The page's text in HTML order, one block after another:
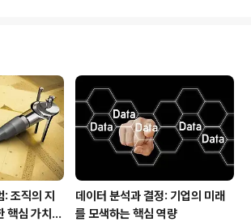
진행되었으며, 총 9만 7000
받았습니다. 무주택 청년 월세
상으로 지원되는 것이 아니며
족해야만 받을 수 있습니다. 올
떻게 시행되고 혜택을 받을 수
보..
조직의 지
핵심 가치
데이터 분석과 결정: 기업의 미래
를 모색하는 핵심 역량